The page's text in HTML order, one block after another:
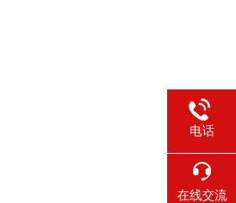
电话
在线交流